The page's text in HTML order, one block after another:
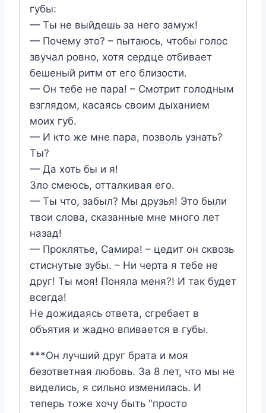
губы:
— Ты не выйдешь за него замуж!
— Почему это? – пытаюсь, чтобы голос
звучал ровно, хотя сердце отбивает
бешеный ритм от его близости.
— Он тебе не пара! – Смотрит голодным
взглядом, касаясь своим дыханием
моих губ.
— И кто же мне пара, позволь узнать?
Ты?
— Да хоть бы и я!
Зло смеюсь, отталкивая его.
— Ты что, забыл? Мы друзья! Это были
твои слова, сказанные мне много лет
назад!
— Проклятье, Самира! – цедит он сквозь
стиснутые зубы. – Ни черта я тебе не
друг! Ты моя! Поняла меня?! И так будет
всегда!
Не дожидаясь ответа, сгребает в
объятия и жадно впивается в губы.
***Он лучший друг брата и моя
безответная любовь. За 8 лет, что мы не
виделись, я сильно изменилась. И
теперь тоже хочу быть "просто